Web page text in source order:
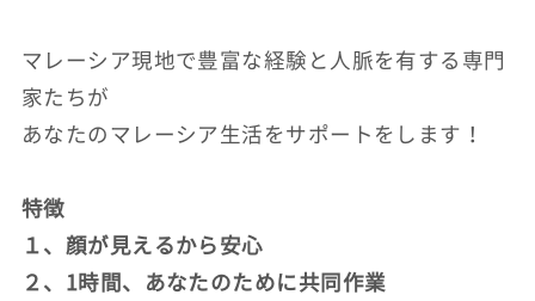
マレーシア現地で豊富な経験と人脈を有する専門
家たちが
あなたのマレーシア生活をサポートをします！
特徴
１、顔が見えるから安心
２、1時間、あなたのために共同作業